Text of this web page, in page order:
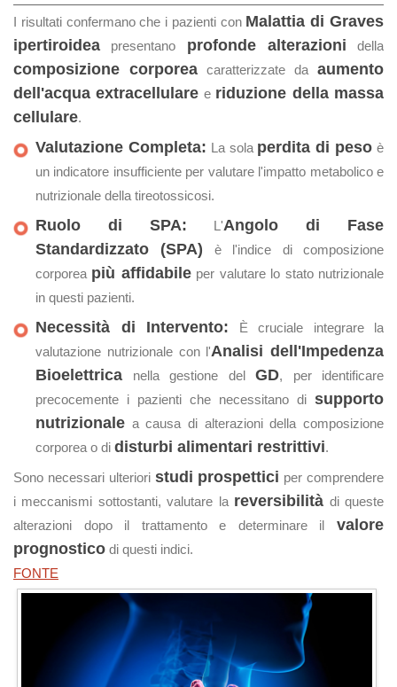
I risultati confermano che i pazienti con Malattia di Graves
ipertiroidea presentano profonde alterazioni della
composizione corporea caratterizzate da aumento
dell'acqua extracellulare e riduzione della massa
cellulare.
Valutazione Completa: La sola perdita di peso è
un indicatore insufficiente per valutare l'impatto metabolico e
nutrizionale della tireotossicosi.
Ruolo di SPA: L'Angolo di Fase
Standardizzato (SPA) è l'indice di composizione
corporea più affidabileper valutare lo stato nutrizionale
in questi pazienti.
Necessità di Intervento: È cruciale integrare la
valutazione nutrizionale con l'Analisi dell'Impedenza
Bioelettrica nella gestione del GD, per identificare
precocemente i pazienti che necessitano di supporto
nutrizionale a causa di alterazioni della composizione
corporea o di disturbi alimentari restrittivi.
Sono necessari ulteriori studi prospettici per comprendere
i meccanismi sottostanti, valutare la reversibilità di queste
alterazioni dopo il trattamento e determinare il valore
prognostico di questi indici.
FONTE